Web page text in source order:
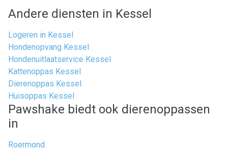
Andere diensten in Kessel
Logeren in Kessel
Hondenopvang Kessel
Hondenuitlaatservice Kessel
Kattenoppas Kessel
Dierenoppas Kessel
Huisoppas Kessel
Pawshake biedt ook dierenoppassen
in
Roermond